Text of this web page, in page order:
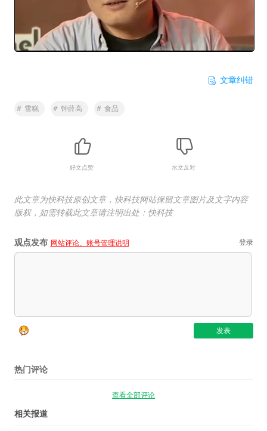
文章纠错
# 雪糕 # 钟薛高 # 食品
好文点赞 水文反对
此文章为快科技原创文章，快科技网站保留文章图片及文字内容
版权，如需转载此文章请注明出处：快科技
观点发布 网站评论、账号管理说明 登录
热门评论
查看全部评论
相关报道